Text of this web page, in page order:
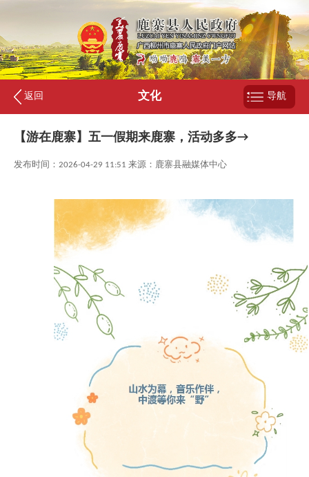
返回 文化 导航
【游在鹿寨】五一假期来鹿寨，活动多多→
发布时间：2026-04-29 11:51 来源：鹿寨县融媒体中心